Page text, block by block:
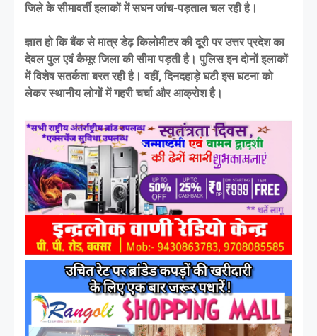
जिले के सीमावर्ती इलाकों में सघन जांच-पड़ताल चल रही है।
ज्ञात हो कि बैंक से मात्र डेढ़ किलोमीटर की दूरी पर उत्तर प्रदेश का
देवल पुल एवं कैमूर जिला की सीमा पड़ती है। पुलिस इन दोनों इलाकों
में विशेष सतर्कता बरत रही है। वहीं, दिनदहाड़े घटी इस घटना को
लेकर स्थानीय लोगों में गहरी चर्चा और आक्रोश है।